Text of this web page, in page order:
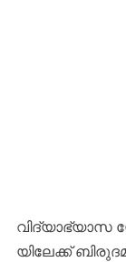
വി​ദ്യാ​ഭ്യാ​സ
യി​ലേ​ക്ക്